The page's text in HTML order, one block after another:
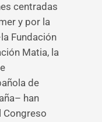
centradas
y por la
Fundación
Matia, la
de
han
Congreso